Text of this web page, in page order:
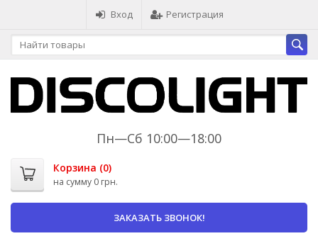
Вход Регистрация
Пн—Сб 10:00—18:00
Корзина (0)
на сумму 0 грн.
ЗАКАЗАТЬ ЗВОНОК!